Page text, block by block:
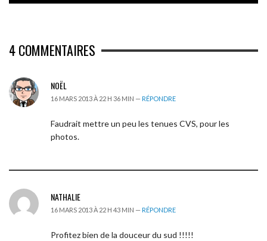
4COMMENTAIRES
NOËL
16 MARS 2013 À 22 H 36 MIN — RÉPONDRE
Faudrait mettre un peu les tenues CVS, pour les
photos.
NATHALIE
16 MARS 2013 À 22 H 43 MIN — RÉPONDRE
Profitez bien de la douceur du sud !!!!!